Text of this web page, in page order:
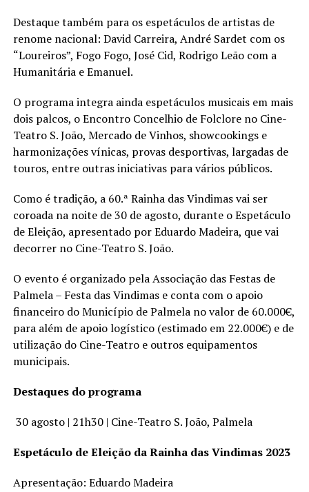
Destaque também para os espetáculos de artistas de
renome nacional: David Carreira, André Sardet com os
“Loureiros”, Fogo Fogo, José Cid, Rodrigo Leão com a
Humanitária e Emanuel.
O programa integra ainda espetáculos musicais em mais
dois palcos, o Encontro Concelhio de Folclore no Cine-
Teatro S. João, Mercado de Vinhos, showcookings e
harmonizações vínicas, provas desportivas, largadas de
touros, entre outras iniciativas para vários públicos.
Como é tradição, a 60.ª Rainha das Vindimas vai ser
coroada na noite de 30 de agosto, durante o Espetáculo
de Eleição, apresentado por Eduardo Madeira, que vai
decorrer no Cine-Teatro S. João.
O evento é organizado pela Associação das Festas de
Palmela – Festa das Vindimas e conta com o apoio
financeiro do Município de Palmela no valor de 60.000€,
para além de apoio logístico (estimado em 22.000€) e de
utilização do Cine-Teatro e outros equipamentos
municipais.
Destaques do programa
30 agosto | 21h30 | Cine-Teatro S. João, Palmela
Espetáculo de Eleição da Rainha das Vindimas 2023
Apresentação: Eduardo Madeira